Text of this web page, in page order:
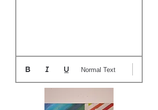
Normal Text